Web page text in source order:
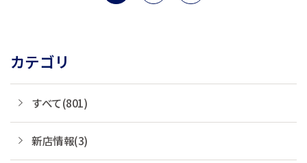
カテゴリ
すべて(801)
新店情報(3)